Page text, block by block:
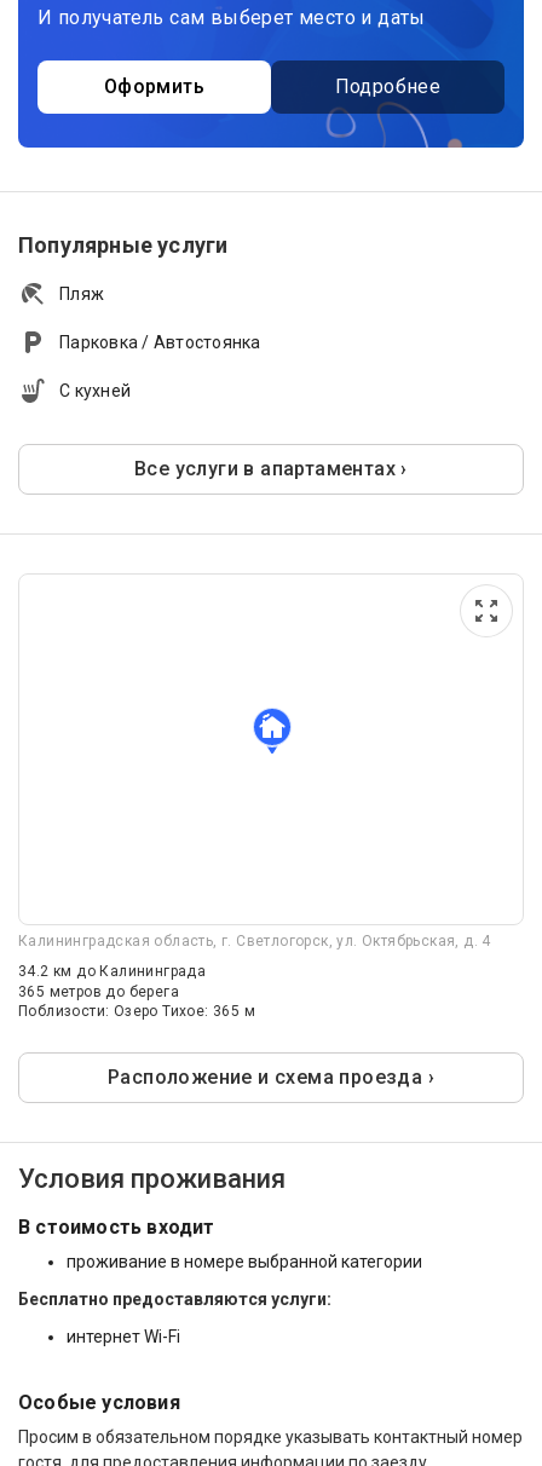
И получатель сам выберет место и даты
Оформить Подробнее
Популярные услуги
Пляж
Парковка / Автостоянка
С кухней
Все услуги в апартаментах ›
Калининградская область, г. Светлогорск, ул. Октябрьская, д. 4
34.2 кмдо Калининграда
365 метров до берега
Поблизости: Озеро Тихое: 365 м
Расположение и схема проезда ›
Условия проживания
В стоимость входит
проживание в номере выбранной категории
Бесплатно предоставляются услуги:
интернет Wi-Fi
Особые условия
Просим в обязательном порядке указывать контактный номер